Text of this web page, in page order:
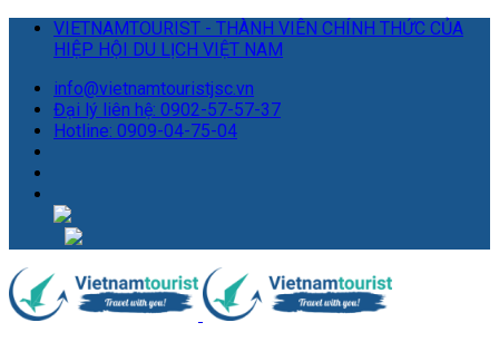
VIETNAMTOURIST - THÀNH VIÊN CHÍNH THỨC CỦA
HIỆP HỘI DU LỊCH VIỆT NAM
info@vietnamtouristjsc.vn
Đại lý liên hệ: 0902-57-57-37
Hotline: 0909-04-75-04